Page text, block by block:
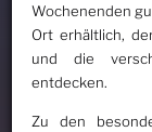
Wochenenden
Ort erhältlich,
und die
entdecken.
Zu den